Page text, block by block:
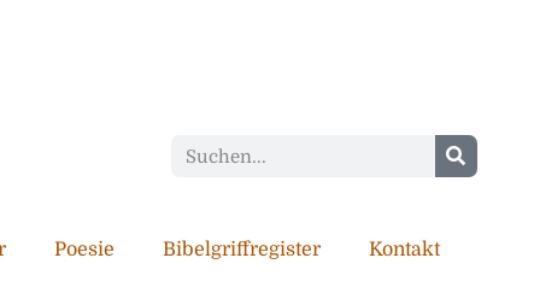
Poesie Bibelgriffregister Kontakt